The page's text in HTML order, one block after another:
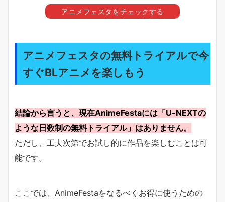
アニメフェスタをチェックする
アニメフェスタの無料トライアルで今
すぐBLアニメを楽しもう
結論から言うと、現在AnimeFestaには「U-NEXTの
ような日数制の無料トライアル」はありません。
ただし、工夫次第でお試し的に作品を楽しむことは可
能です。
ここでは、AnimeFestaをなるべくお得に使うための